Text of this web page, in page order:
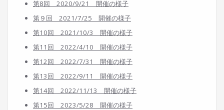
第8回 2020/9/21 開催の様子
第９回 2021/7/25 開催の様子
第10回 2021/10/3 開催の様子
第11回 2022/4/10 開催の様子
第12回 2022/7/31 開催の様子
第13回 2022/9/11 開催の様子
第14回 2022/11/13 開催の様子
第15回 2023/5/28 開催の様子